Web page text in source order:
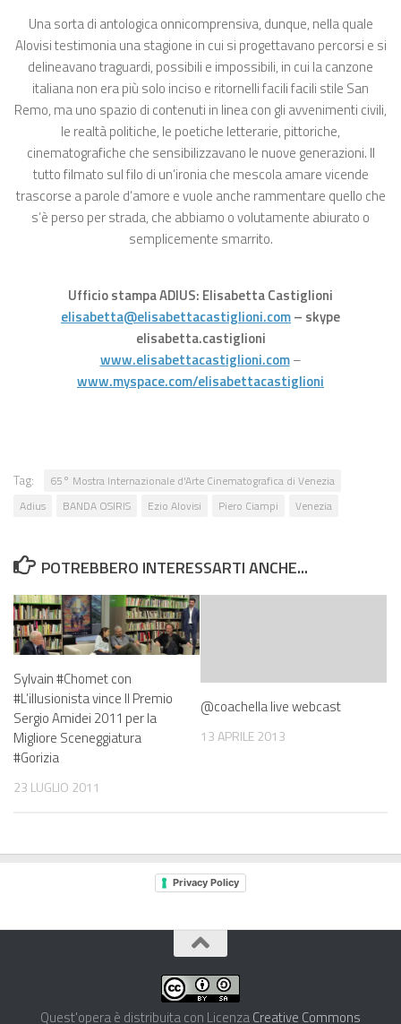
Una sorta di antologica onnicomprensiva, dunque, nella quale
Alovisi testimonia una stagione in cui si progettavano percorsi e si
delineavano traguardi, possibili e impossibili, in cui la canzone
italiana non era più solo inciso e ritornelli facili facili stile San
Remo, ma uno spazio di contenuti in linea con gli avvenimenti civili,
le realtà politiche, le poetiche letterarie, pittoriche,
cinematografiche che sensibilizzavano le nuove generazioni. Il
tutto filmato sul filo di un’ironia che mescola amare vicende
trascorse a parole d’amore e vuole anche rammentare quello che
s’è perso per strada, che abbiamo o volutamente abiurato o
semplicemente smarrito.
Ufficio stampa ADIUS: Elisabetta Castiglioni
elisabetta@elisabettacastiglioni.com– skype
elisabetta.castiglioni
www.elisabettacastiglioni.com–
www.myspace.com/elisabettacastiglioni
Tag:
65° Mostra Internazionale d'Arte Cinematografica di Venezia
Adius
BANDA OSIRIS Ezio Alovisi Piero Ciampi Venezia
POTREBBERO INTERESSARTI ANCHE...
Sylvain #Chomet con
#L’illusionista vince Il Premio
Sergio Amidei 2011 per la
Migliore Sceneggiatura
#Gorizia
23 LUGLIO 2011
@coachella live webcast
13 APRILE 2013
Privacy Policy
Quest'opera è distribuita con LicenzaCreative Commons